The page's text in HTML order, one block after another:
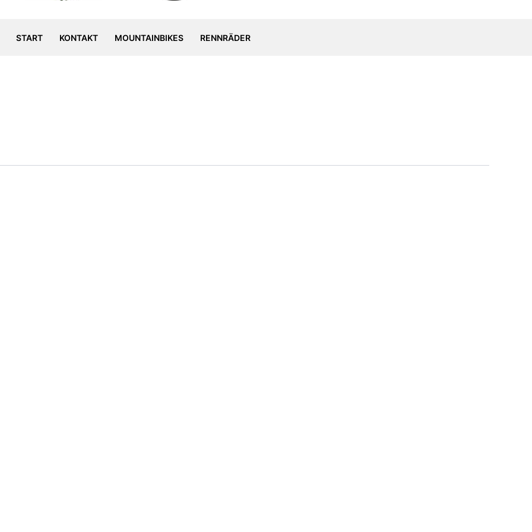
START KONTAKT MOUNTAINBIKES RENNRÄDER